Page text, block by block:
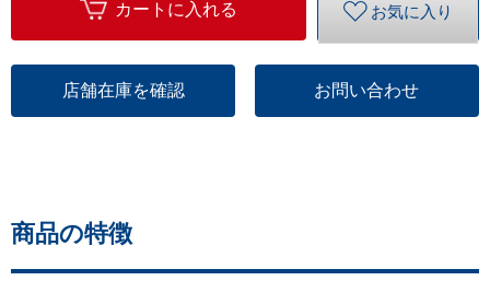
カートに入れる お気に入り
店舗在庫を確認 お問い合わせ
商品の特徴